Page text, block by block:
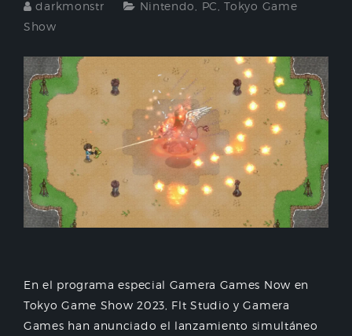
darkmonstr Nintendo PC ,Tokyo Game
Show
En el programa especial Gamera Games Now en
Tokyo Game Show 2023, Flt Studio y Gamera
Games han anunciado el lanzamiento simultáneo